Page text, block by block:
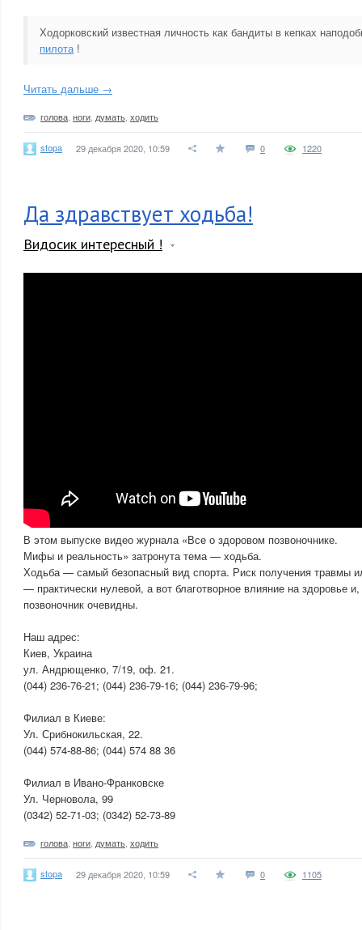
Ходорковский известная личность как бандиты в кепках
пилота!
Читать дальше →
голова ноги думать ходить
stopa 29 декабря 2020, 10:59 0 1220
Да здравствует ходьба!
Видосик интересный !
В этом выпуске видео журнала «Все о здоровом позвоночнике.
Мифы и реальность» затронута тема — ходьба.
Ходьба — самый безопасный вид спорта. Риск получения травмы
— практически нулевой, а вот благотворное влияние на здоровье
позвоночник очевидны.
Наш адрес:
Киев, Украина
ул. Андрющенко, 7/19, оф. 21.
(044) 236-76-21; (044) 236-79-16; (044) 236-79-96;
Филиал в Киеве:
Ул. Срибнокильская, 22.
(044) 574-88-86; (044) 574 88 36
Филиал в Ивано-Франковске
Ул. Черновола, 99
(0342) 52-71-03; (0342) 52-73-89
голова ноги думать ходить
stopa 29 декабря 2020, 10:59 0 1105